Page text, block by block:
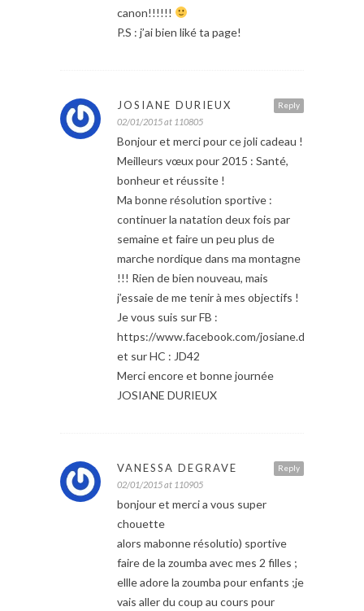
canon!!!!!!
P.S : j’ai bien liké ta page!
Reply
JOSIANE DURIEUX
02/01/2015 at 110805
Bonjour et merci pour ce joli cadeau !
Meilleurs vœux pour 2015 : Santé,
bonheur et réussite !
Ma bonne résolution sportive :
continuer la natation deux fois par
semaine et faire un peu plus de
marche nordique dans ma montagne
!!! Rien de bien nouveau, mais
j’essaie de me tenir à mes objectifs !
Je vous suis sur FB :
https://www.facebook.com/josiane.durieux
et sur HC : JD42
Merci encore et bonne journée
JOSIANE DURIEUX
Reply
VANESSA DEGRAVE
02/01/2015 at 110905
bonjour et merci a vous super
chouette
alors mabonne résolutio) sportive
faire de la zoumba avec mes 2 filles ;
ellle adore la zoumba pour enfants ;je
vais aller du coup au cours pour